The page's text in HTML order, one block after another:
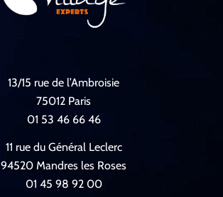
13/15 rue de l’Ambroisie
75012 Paris
01 53 46 66 46
11 rue du Général Leclerc
94520 Mandres les Roses
01 45 98 92 00